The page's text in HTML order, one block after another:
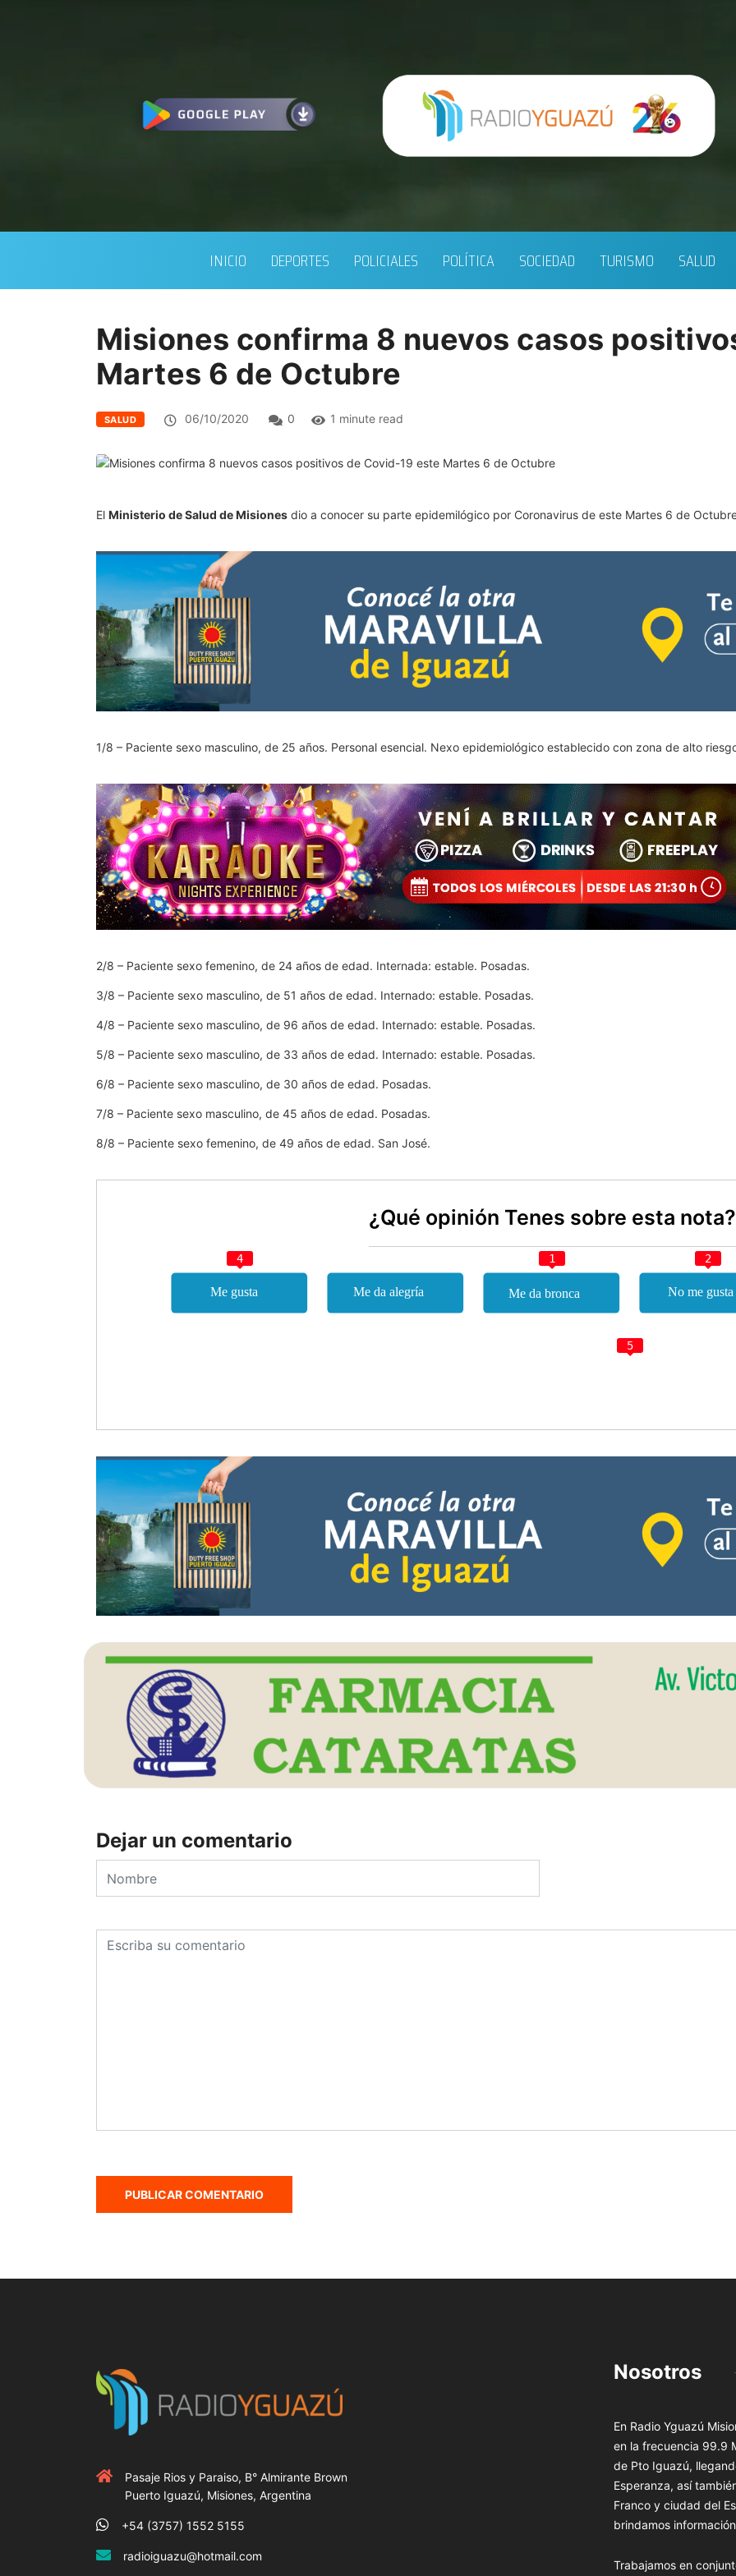
INICIO DEPORTES POLICIALES POLÍTICA SOCIEDAD TURISMO SALUD
Misiones confirma 8 nuevos casos
Martes 6 de Octubre
SALUD 06/10/2020 0 1 minute read
El Ministerio de Salud de Misiones dio a conocer su parte epidemilógico por Coronavirus de este Martes 6 de
1/8 – Paciente sexo masculino, de 25 años. Personal esencial. Nexo epidemiológico establecido con zona de alto
2/8 – Paciente sexo femenino, de 24 años de edad. Internada: estable. Posadas.
3/8 – Paciente sexo masculino, de 51 años de edad. Internado: estable. Posadas.
4/8 – Paciente sexo masculino, de 96 años de edad. Internado: estable. Posadas.
5/8 – Paciente sexo masculino, de 33 años de edad. Internado: estable. Posadas.
6/8 – Paciente sexo masculino, de 30 años de edad. Posadas.
7/8 – Paciente sexo masculino, de 45 años de edad. Posadas.
8/8 – Paciente sexo femenino, de 49 años de edad. San José.
¿Qué opinión Tenes sobre esta nota?
4 1 2
5
Dejar un comentario
Pasaje Rios y Paraiso, B° Almirante Brown
Puerto Iguazú, Misiones, Argentina
+54 (3757) 1552 5155
radioiguazu@hotmail.com
Nosotros
En Radio Yguazú
en la frecuencia 99.9
de Pto Iguazú,
Esperanza, así
Franco y ciudad del
brindamos
Trabajamos en